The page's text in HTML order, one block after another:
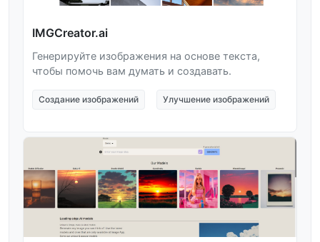
IMGCreator.ai
Генерируйте изображения на основе текста,
чтобы помочь вам думать и создавать.
Создание изображений Улучшение изображений